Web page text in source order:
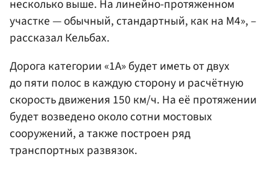
несколько выше. На линейно-протяженном
участке — обычный, стандартный, как на М4», –
рассказал Кельбах.
Дорога категории «1А» будет иметь от двух
до пяти полос в каждую сторону и расчётную
скорость движения 150 км/ч. На её протяжении
будет возведено около сотни мостовых
сооружений, а также построен ряд
транспортных развязок.